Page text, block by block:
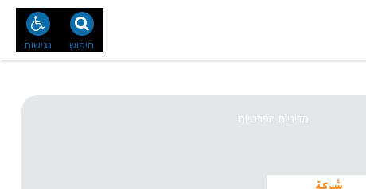
נגישות חיפוש
מדיניות הפרטיות